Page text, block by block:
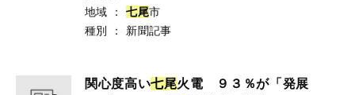
地域
： 七尾市
種別
： 新聞記事
関心度高い七尾火電 ９３％が「発展